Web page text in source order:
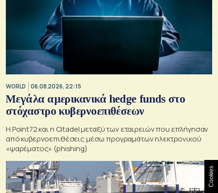
WORLD 06.08.2026, 22:15
Μεγάλα αμερικανικά hedge funds στο
στόχαστρο κυβερνοεπιθέσεων
Η Point72 και η Citadel μεταξύ των εταιρειών που επλήγησαν
από κυβερνοεπιθέσεις μέσω προγραμάτων ηλεκτρονικού
«ψαρέματος» (phishing)
Cookies